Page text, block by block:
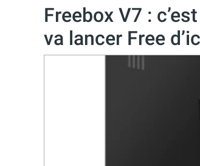
Freebox V7 :
va lancer Free